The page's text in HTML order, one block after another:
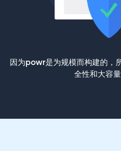
因为powr是为规模而构建的，
全性和大容量